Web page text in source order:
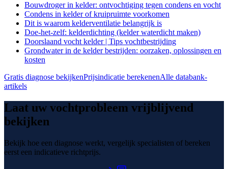
Bouwdroger in kelder: ontvochtiging tegen condens en vocht
Condens in kelder of kruipruimte voorkomen
Dit is waarom kelderventilatie belangrijk is
Doe-het-zelf: kelderdichting (kelder waterdicht maken)
Doorslaand vocht kelder | Tips vochtbestrijding
Grondwater in de kelder bestrijden: oorzaken, oplossingen en
kosten
Gratis diagnose bekijkenPrijsindicatie berekenenAlle databank-
artikels
Laat uw vochtprobleem vrijblijvend
bekijken
Bekijk hoe een diagnose werkt, vergelijk specialisten of bereken
eerst een indicatieve richtprijs.